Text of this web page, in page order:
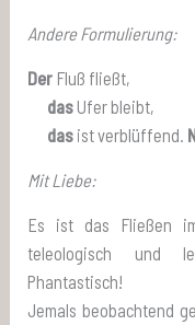
Andere Formulierung:
Der Fluß fließt,
das Ufer bleibt,
das ist verblüffend.
Mit Liebe:
Es ist das Fließen
teleologisch und
Phantastisch!
Jemals beobachtend